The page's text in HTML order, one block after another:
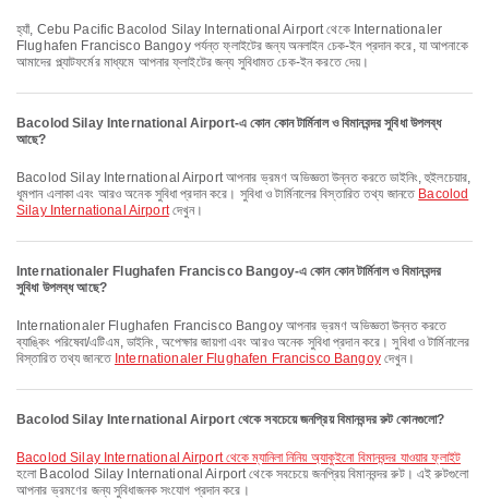
হ্যাঁ, Cebu Pacific Bacolod Silay International Airport থেকে Internationaler
Flughafen Francisco Bangoy পর্যন্ত ফ্লাইটের জন্য অনলাইন চেক-ইন প্রদান করে, যা আপনাকে
আমাদের প্ল্যাটফর্মের মাধ্যমে আপনার ফ্লাইটের জন্য সুবিধামত চেক-ইন করতে দেয়।
Bacolod Silay International Airport-এ কোন কোন টার্মিনাল ও বিমানবন্দর সুবিধা উপলব্ধ
আছে?
Bacolod Silay International Airport আপনার ভ্রমণ অভিজ্ঞতা উন্নত করতে ডাইনিং, হুইলচেয়ার,
ধূমপান এলাকা এবং আরও অনেক সুবিধা প্রদান করে। সুবিধা ও টার্মিনালের বিস্তারিত তথ্য জানতে Bacolod
Silay International Airportদেখুন।
Internationaler Flughafen Francisco Bangoy-এ কোন কোন টার্মিনাল ও বিমানবন্দর
সুবিধা উপলব্ধ আছে?
Internationaler Flughafen Francisco Bangoy আপনার ভ্রমণ অভিজ্ঞতা উন্নত করতে
ব্যাঙ্কিং পরিষেবা/এটিএম, ডাইনিং, অপেক্ষার জায়গা এবং আরও অনেক সুবিধা প্রদান করে। সুবিধা ও টার্মিনালের
বিস্তারিত তথ্য জানতে Internationaler Flughafen Francisco Bangoyদেখুন।
Bacolod Silay International Airport থেকে সবচেয়ে জনপ্রিয় বিমানবন্দর রুট কোনগুলো?
Bacolod Silay International Airport থেকে ম্যানিলা নিনিয় অ্যাকুইনো বিমানবন্দর যাওয়ার ফ্লাইট
হলো Bacolod Silay International Airport থেকে সবচেয়ে জনপ্রিয় বিমানবন্দর রুট। এই রুটগুলো
আপনার ভ্রমণের জন্য সুবিধাজনক সংযোগ প্রদান করে।